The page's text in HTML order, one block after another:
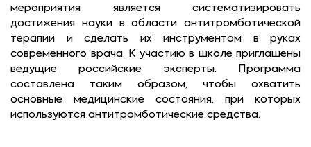
мероприятия является систематизировать
достижения науки в области антитромботической
терапии и сделать их инструментом в руках
современного врача. К участию в школе приглашены
ведущие российские эксперты. Программа
составлена таким образом, чтобы охватить
основные медицинские состояния, при которых
используются антитромботические средства.